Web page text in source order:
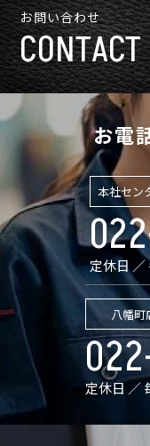
お問い合わせ
CONTACT
お電
本社セン
定休日 ／
八幡町
定休日 ／